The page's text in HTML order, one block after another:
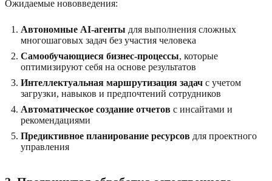
Ожидаемые нововведения:
Автономные AI-агенты для выполнения сложных
многошаговых задач без участия человека
Самообучающиеся бизнес-процессы, которые
оптимизируют себя на основе результатов
Интеллектуальная маршрутизация задач с учетом
загрузки, навыков и предпочтений сотрудников
Автоматическое создание отчетов с инсайтами и
рекомендациями
Предиктивное планирование ресурсов для проектного
управления